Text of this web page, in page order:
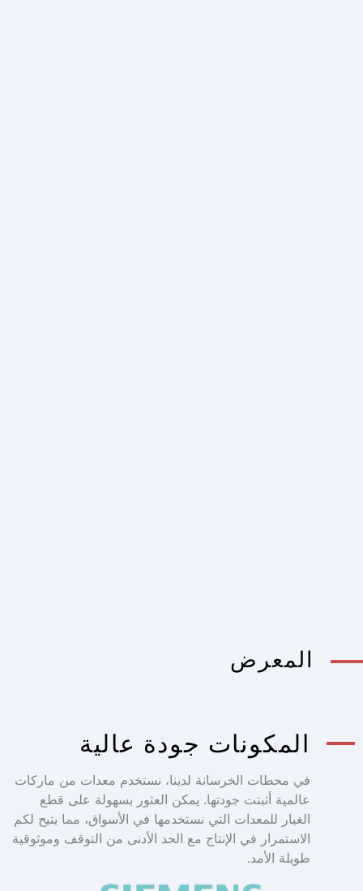
المعرض
المكونات جودة عالية
في محطات الخرسانة لدينا، نستخدم معدات من ماركات
عالمية أثبتت جودتها. يمكن العثور بسهولة على قطع
الغيار للمعدات التي نستخدمها في الأسواق، مما يتيح لكم
الاستمرار في الإنتاج مع الحد الأدنى من التوقف وموثوقية
طويلة الأمد.